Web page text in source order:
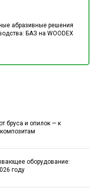
абразивные решения
БАЗ на WOODEX
бруса и опилок — к
оборудование:
году